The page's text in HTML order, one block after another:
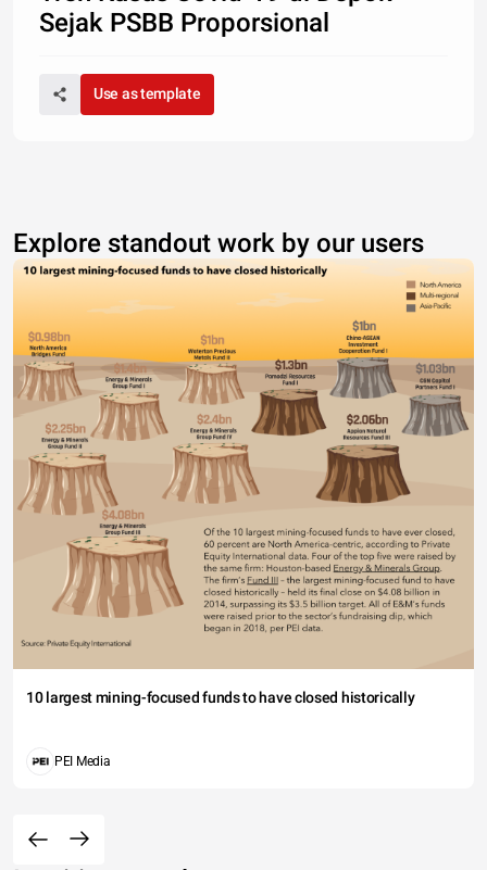
Sejak PSBB Proporsional
Use as template
Explore standout work by our users
10 largest mining-focused funds to have closed historically
PEI Media